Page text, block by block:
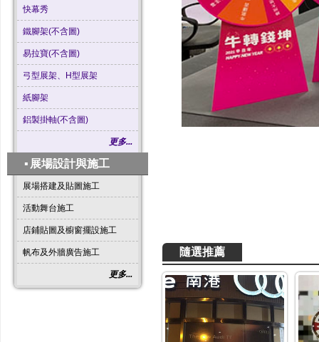
快幕秀
鐵腳架(不含圖)
易拉寶(不含圖)
弓型展架、H型展架
紙腳架
鋁製掛軸(不含圖)
更多...
▪ 展場設計與施工
展場搭建及貼圖施工
活動舞台施工
店鋪貼圖及櫥窗擺設施工
帆布及外牆廣告施工
更多...
隨選推薦